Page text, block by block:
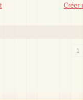
Créer
1